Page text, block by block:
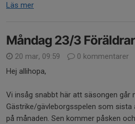
Läs mer
Måndag 23/3
20 mar, 09:59
0 kommentarer
Hej allihopa,
Vi insåg snabbt här att säsongen går
Gästrike/gävleborgsspelen som
på månaden. Sen kommer påsken